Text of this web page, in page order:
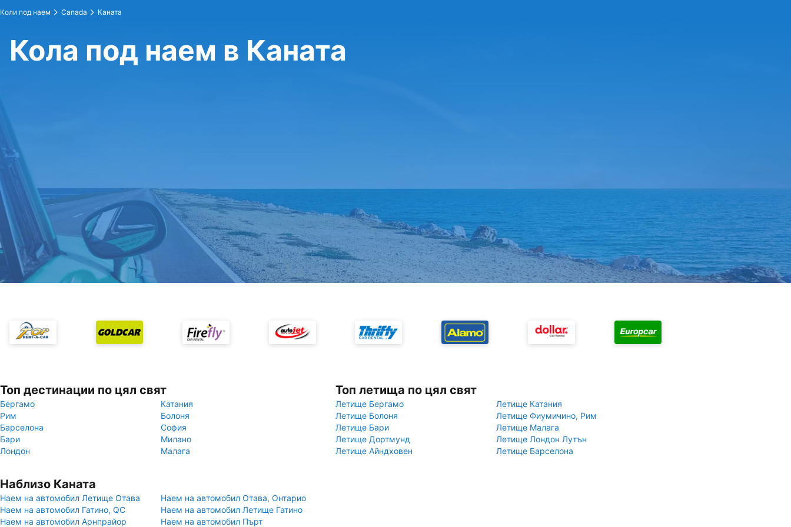
Коли под наем Canada Каната
Кола под наем в Каната
Топ дестинации по цял свят
Бергамо
Катания
Рим
Болоня
Барселона
София
Бари
Милано
Лондон
Малага
Топ летища по цял свят
Летище Бергамо
Летище Катания
Летище Болоня
Летище Фиумичино, Рим
Летище Бари
Летище Малага
Летище Дортмунд
Летище Лондон Лутън
Летище Айндховен
Летище Барселона
Наблизо Каната
Наем на автомобил Летище Отава
Наем на автомобил Отава, Онтарио
Наем на автомобил Гатино, QC
Наем на автомобил Летище Гатино
Наем на автомобил Арнпрайор
Наем на автомобил Пърт